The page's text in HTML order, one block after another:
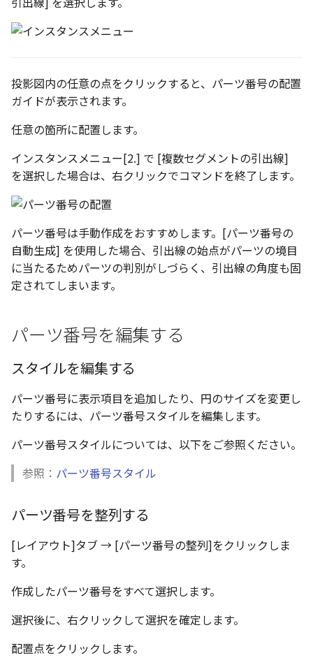
投影図内の任意の点をクリックすると、パーツ番号の配置
ガイドが表示されます。
任意の箇所に配置します。
インスタンスメニュー[2.] で [複数セグメントの引出線]
を選択した場合は、右クリックでコマンドを終了します。
パーツ番号は手動作成をおすすめします。[パーツ番号の
自動生成] を使用した場合、引出線の始点がパーツの境目
に当たるためパーツの判別がしづらく、引出線の角度も固
定されてしまいます。
パーツ番号を編集する
スタイルを編集する
パーツ番号に表示項目を追加したり、円のサイズを変更し
たりするには、パーツ番号スタイルを編集します。
パーツ番号スタイルについては、以下をご参照ください。
参照： パーツ番号スタイル
パーツ番号を整列する
[レイアウト]タブ → [パーツ番号の整列]をクリックしま
す。
作成したパーツ番号をすべて選択します。
選択後に、右クリックして選択を確定します。
配置点をクリックします。